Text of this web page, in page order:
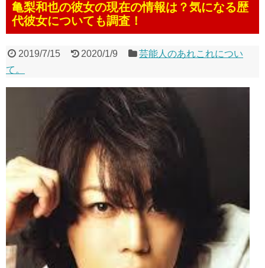
亀梨和也の彼女の現在の情報は？気になる歴
代彼女についても調査！
2019/7/15 2020/1/9
芸能人のあれこれについ
て。